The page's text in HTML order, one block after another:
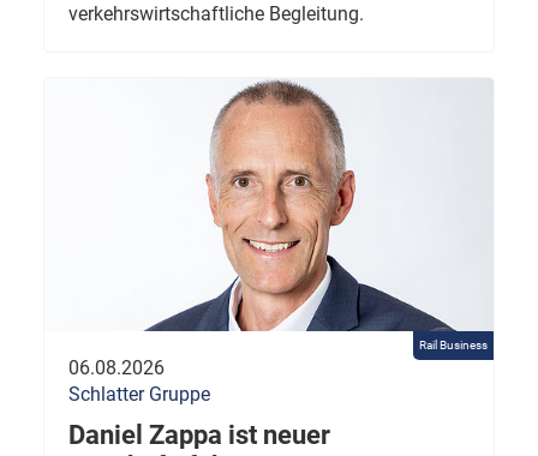
verkehrswirtschaftliche Begleitung.
Rail Business
06.08.2026
Schlatter Gruppe
Daniel Zappa ist neuer